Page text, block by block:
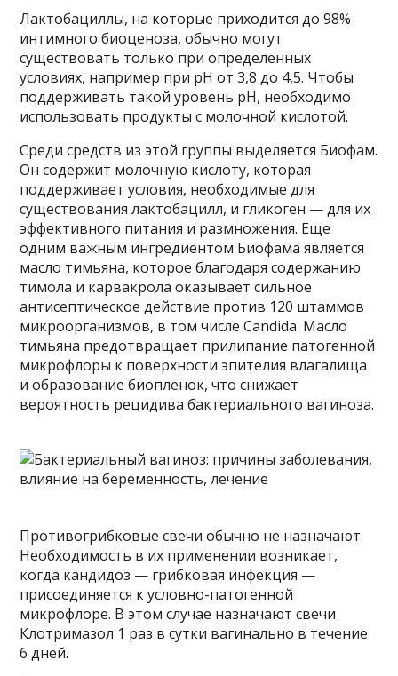
Лактобациллы, на которые приходится до 98%
интимного биоценоза, обычно могут
существовать только при определенных
условиях, например при pH от 3,8 до 4,5. Чтобы
поддерживать такой уровень pH, необходимо
использовать продукты с молочной кислотой.
Среди средств из этой группы выделяется Биофам.
Он содержит молочную кислоту, которая
поддерживает условия, необходимые для
существования лактобацилл, и гликоген — для их
эффективного питания и размножения. Еще
одним важным ингредиентом Биофама является
масло тимьяна, которое благодаря содержанию
тимола и карвакрола оказывает сильное
антисептическое действие против 120 штаммов
микроорганизмов, в том числе Candida. Масло
тимьяна предотвращает прилипание патогенной
микрофлоры к поверхности эпителия влагалища
и образование биопленок, что снижает
вероятность рецидива бактериального вагиноза.
Противогрибковые свечи обычно не назначают.
Необходимость в их применении возникает,
когда кандидоз — грибковая инфекция —
присоединяется к условно-патогенной
микрофлоре. В этом случае назначают свечи
Клотримазол 1 раз в сутки вагинально в течение
6 дней.